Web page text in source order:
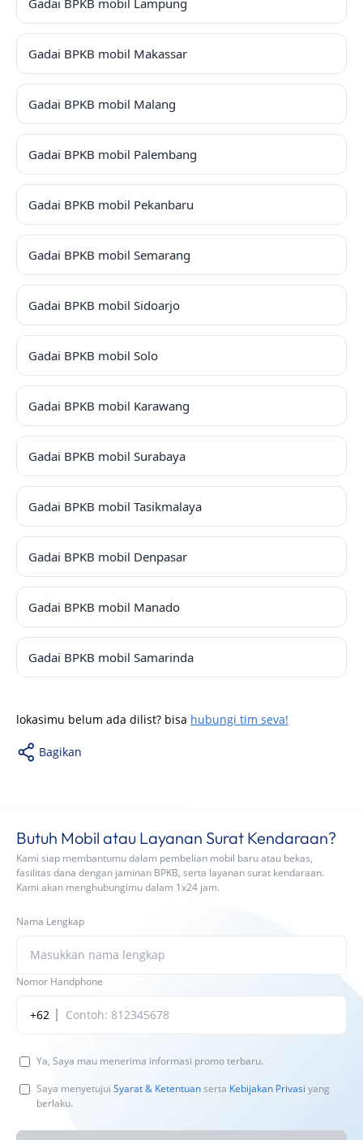
Gadai BPKB mobil Makassar
Gadai BPKB mobil Malang
Gadai BPKB mobil Palembang
Gadai BPKB mobil Pekanbaru
Gadai BPKB mobil Semarang
Gadai BPKB mobil Sidoarjo
Gadai BPKB mobil Solo
Gadai BPKB mobil Karawang
Gadai BPKB mobil Surabaya
Gadai BPKB mobil Tasikmalaya
Gadai BPKB mobil Denpasar
Gadai BPKB mobil Manado
Gadai BPKB mobil Samarinda
lokasimu belum ada dilist? bisa hubungi tim seva!
Bagikan
Butuh Mobil atau Layanan Surat Kendaraan?
Kami siap membantumu dalam pembelian mobil baru atau bekas,
fasilitas dana dengan jaminan BPKB, serta layanan surat kendaraan.
Kami akan menghubungimu dalam 1x24 jam.
Nama Lengkap
Nomor Handphone
+62
Ya, Saya mau menerima informasi promo terbaru.
Saya menyetujui Syarat & Ketentuanserta Kebijakan Privasi yang
berlaku.